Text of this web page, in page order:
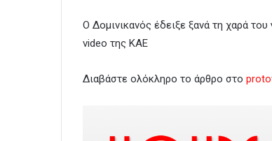
Ο Δομινικανός έδειξε ξανά τη χαρά
video της ΚΑΕ
Διαβάστε ολόκληρο το άρθρο στο